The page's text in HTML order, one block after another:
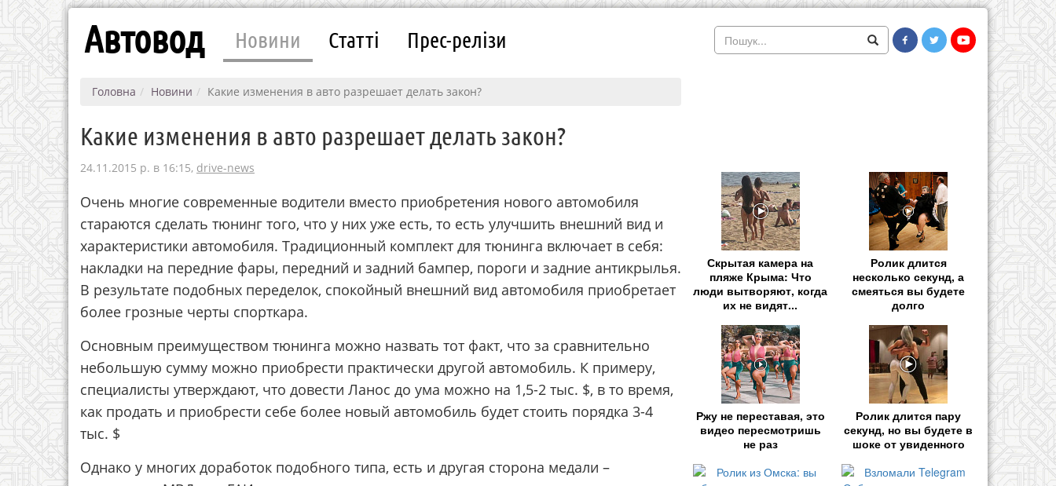
Автовод Новини Статті Прес-релізи
Головна Новини Какие изменения в авто разрешает делать закон?
Какие изменения в авто разрешает делать закон?
24.11.2015 р. в 16:15, drive-news
Очень многие современные водители вместо приобретения нового автомобиля
стараются сделать тюнинг того, что у них уже есть, то есть улучшить внешний вид и
характеристики автомобиля. Традиционный комплект для тюнинга включает в себя:
накладки на передние фары, передний и задний бампер, пороги и задние антикрылья.
В результате подобных переделок, спокойный внешний вид автомобиля приобретает
более грозные черты спорткара.
Основным преимуществом тюнинга можно назвать тот факт, что за сравнительно
небольшую сумму можно приобрести практически другой автомобиль. К примеру,
специалисты утверждают, что довести Ланос до ума можно на 1,5-2 тыс. $, в то время,
как продать и приобрести себе более новый автомобиль будет стоить порядка 3-4
тыс. $
Однако у многих доработок подобного типа, есть и другая сторона медали –
Скрытая камера на
пляже Крыма: Что
люди вытворяют, когда
их не видят...
Ролик длится
несколько секунд, а
смеяться вы будете
долго
Ржу не переставая, это
видео пересмотришь
не раз
Ролик длится пару
секунд, но вы будете в
шоке от увиденного